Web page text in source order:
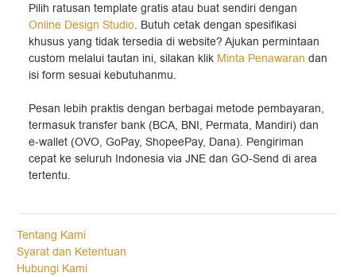
Pilih ratusan template gratis atau buat sendiri dengan
Online Design Studio. Butuh cetak dengan spesifikasi
khusus yang tidak tersedia di website? Ajukan permintaan
custom melalui tautan ini, silakan klik Minta Penawaran dan
isi form sesuai kebutuhanmu.
Pesan lebih praktis dengan berbagai metode pembayaran,
termasuk transfer bank (BCA, BNI, Permata, Mandiri) dan
e-wallet (OVO, GoPay, ShopeePay, Dana). Pengiriman
cepat ke seluruh Indonesia via JNE dan GO-Send di area
tertentu.
Tentang Kami
Syarat dan Ketentuan
Hubungi Kami